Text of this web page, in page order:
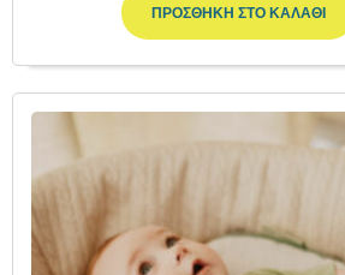
ΠΡΟΣΘΉΚΗ ΣΤΟ ΚΑΛΆΘΙ